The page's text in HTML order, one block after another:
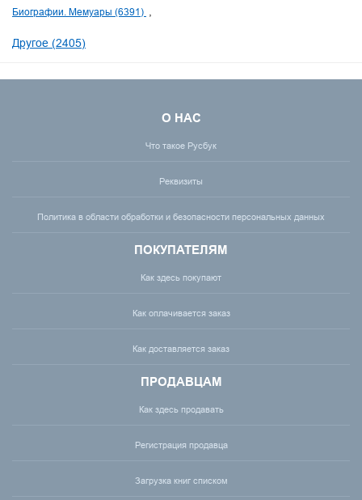
Биографии. Мемуары (6391)
Другое (2405)
О НАС
Что такое Русбук
Реквизиты
Политика в области обработки и безопасности персональных данных
ПОКУПАТЕЛЯМ
Как здесь покупают
Как оплачивается заказ
Как доставляется заказ
ПРОДАВЦАМ
Как здесь продавать
Регистрация продавца
Загрузка книг списком